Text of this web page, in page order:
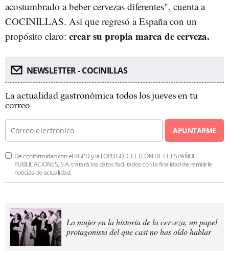
acostumbrado a beber cervezas diferentes", cuenta a
COCINILLAS. Así que regresó a España con un
propósito claro: crear su propia marca de cerveza.
NEWSLETTER - COCINILLAS
La actualidad gastronómica todos los jueves en tu
correo
APUNTARME
De conformidad con el RGPD y la LOPDGDD, EL LEÓN DE EL ESPAÑOL
PUBLICACIONES, S.A. tratará los datos facilitados con la finalidad de remitirle
noticias de actualidad.
La mujer en la historia de la cerveza, un papel
protagonista del que casi no has oído hablar